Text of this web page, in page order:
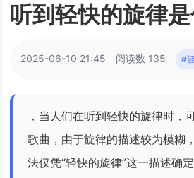
听到轻快的旋律
2025-06-10 21:45 阅读数 135 #
，当人们在听到轻快的旋律时，
歌曲，由于旋律的描述较为模糊
法仅凭“轻快的旋律”这一描述确